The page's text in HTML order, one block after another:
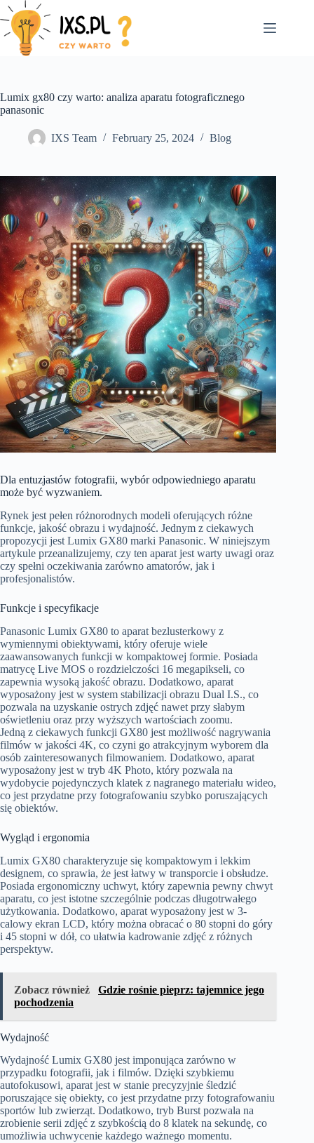
Skip
to
content
Lumix gx80 czy warto: analiza aparatu fotograficznego
panasonic
IXS Team February 25, 2024 Blog
Dla entuzjastów fotografii, wybór odpowiedniego aparatu
może być wyzwaniem.
Rynek jest pełen różnorodnych modeli oferujących różne
funkcje, jakość obrazu i wydajność. Jednym z ciekawych
propozycji jest Lumix GX80 marki Panasonic. W niniejszym
artykule przeanalizujemy, czy ten aparat jest warty uwagi oraz
czy spełni oczekiwania zarówno amatorów, jak i
profesjonalistów.
Funkcje i specyfikacje
Panasonic Lumix GX80 to aparat bezlusterkowy z
wymiennymi obiektywami, który oferuje wiele
zaawansowanych funkcji w kompaktowej formie. Posiada
matrycę Live MOS o rozdzielczości 16 megapikseli, co
zapewnia wysoką jakość obrazu. Dodatkowo, aparat
wyposażony jest w system stabilizacji obrazu Dual I.S., co
pozwala na uzyskanie ostrych zdjęć nawet przy słabym
oświetleniu oraz przy wyższych wartościach zoomu.
Jedną z ciekawych funkcji GX80 jest możliwość nagrywania
filmów w jakości 4K, co czyni go atrakcyjnym wyborem dla
osób zainteresowanych filmowaniem. Dodatkowo, aparat
wyposażony jest w tryb 4K Photo, który pozwala na
wydobycie pojedynczych klatek z nagranego materiału wideo,
co jest przydatne przy fotografowaniu szybko poruszających
się obiektów.
Wygląd i ergonomia
Lumix GX80 charakteryzuje się kompaktowym i lekkim
designem, co sprawia, że jest łatwy w transporcie i obsłudze.
Posiada ergonomiczny uchwyt, który zapewnia pewny chwyt
aparatu, co jest istotne szczególnie podczas długotrwałego
użytkowania. Dodatkowo, aparat wyposażony jest w 3-
calowy ekran LCD, który można obracać o 80 stopni do góry
i 45 stopni w dół, co ułatwia kadrowanie zdjęć z różnych
perspektyw.
Zobacz również
Gdzie rośnie pieprz: tajemnice jego
pochodzenia
Wydajność
Wydajność Lumix GX80 jest imponująca zarówno w
przypadku fotografii, jak i filmów. Dzięki szybkiemu
autofokusowi, aparat jest w stanie precyzyjnie śledzić
poruszające się obiekty, co jest przydatne przy fotografowaniu
sportów lub zwierząt. Dodatkowo, tryb Burst pozwala na
zrobienie serii zdjęć z szybkością do 8 klatek na sekundę, co
umożliwia uchwycenie każdego ważnego momentu.